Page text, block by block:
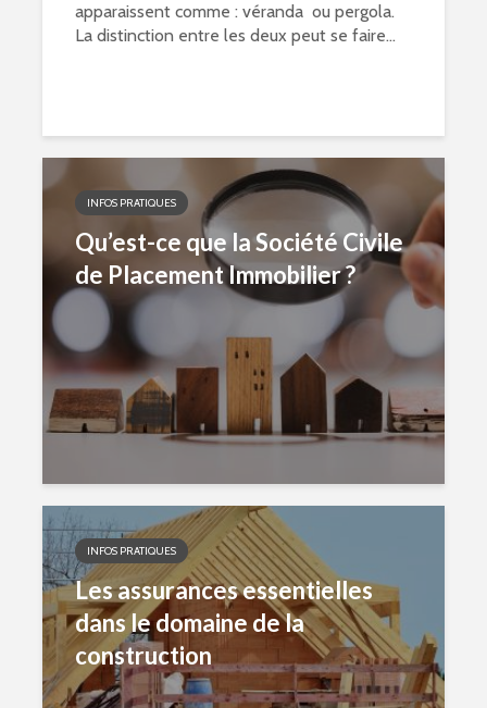
apparaissent comme : véranda ou pergola.
La distinction entre les deux peut se faire...
INFOS PRATIQUES
Qu’est-ce que la Société Civile
de Placement Immobilier ?
INFOS PRATIQUES
Les assurances essentielles
dans le domaine de la
construction